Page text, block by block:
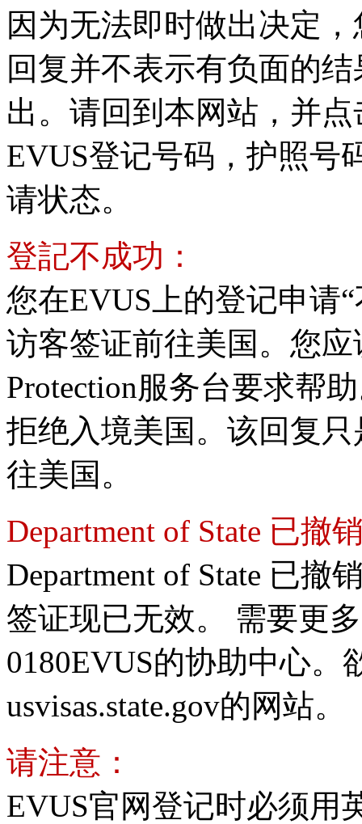
因为无法即时做出决定
回复并不表示有负面的
出。请回到本网站，并
EVUS登记号码，护照号
请状态。
登記不成功：
您在EVUS上的登记申请
访客签证前往美国。您应
Protection服务台要求帮
拒绝入境美国。该回复
往美国。
Department of State 已撤
Department of State 已
签证现已无效。 需要更
0180EVUS的协助中心。
usvisas.state.gov的网站。
请注意：
EVUS官网登记时必须用